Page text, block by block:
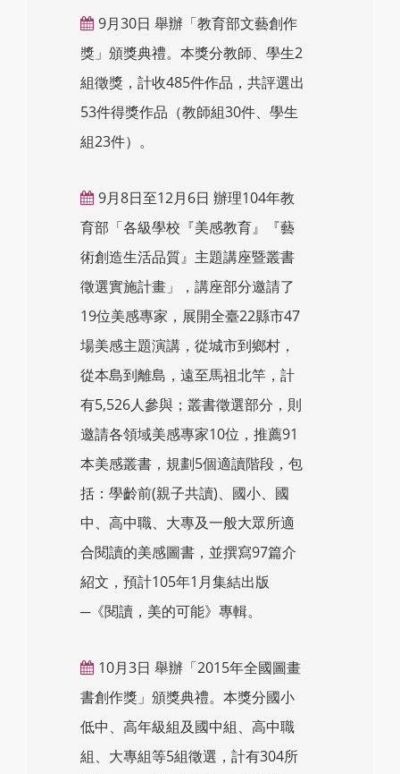
9月30日 舉辦「教育部文藝創作
獎」頒獎典禮。本獎分教師、學生2
組徵獎，計收485件作品，共評選出
53件得獎作品（教師組30件、學生
組23件）。
9月8日至12月6日 辦理104年教
育部「各級學校『美感教育』『藝
術創造生活品質』主題講座暨叢書
徵選實施計畫」，講座部分邀請了
19位美感專家，展開全臺22縣市47
場美感主題演講，從城市到鄉村，
從本島到離島，遠至馬祖北竿，計
有5,526人參與；叢書徵選部分，則
邀請各領域美感專家10位，推薦91
本美感叢書，規劃5個適讀階段，包
括：學齡前(親子共讀)、國小、國
中、高中職、大專及一般大眾所適
合閱讀的美感圖書，並撰寫97篇介
紹文，預計105年1月集結出版
─《閱讀，美的可能》專輯。
10月3日 舉辦「2015年全國圖畫
書創作獎」頒獎典禮。本獎分國小
低中、高年級組及國中組、高中職
組、大專組等5組徵選，計有304所